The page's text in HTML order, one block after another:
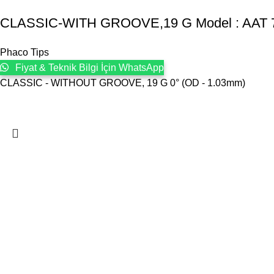
CLASSIC-WITH GROOVE,19 G Model : AAT
Phaco Tips
Fiyat & Teknik Bilgi İçin WhatsApp
CLASSIC - WITHOUT GROOVE, 19 G 0° (OD - 1.03mm)